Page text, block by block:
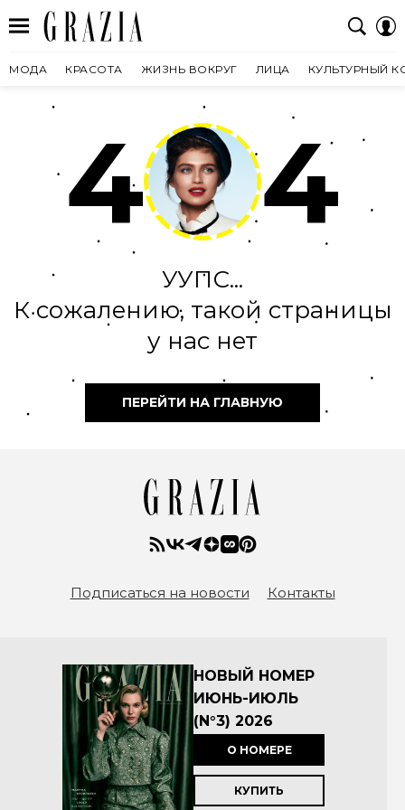
МОДА КРАСОТА ЖИЗНЬ ВОКРУГ ЛИЦА КУЛЬТУРНЫЙ
4 4
УУПС...
К сожалению, такой страницы
у нас нет
ПЕРЕЙТИ НА ГЛАВНУЮ
Подписаться на новости Контакты
НОВЫЙ НОМЕР
ИЮНЬ-ИЮЛЬ
(N°3) 2026
О НОМЕРЕ
КУПИТЬ